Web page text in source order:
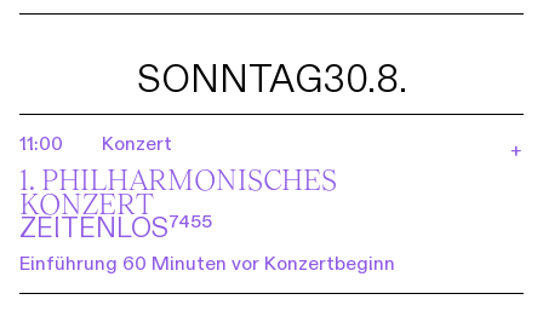
SONNTAG30.8.
11:00 Konzert
1. PHILHARMO­NISCHES
KONZERT
ZEITENLOS⁷⁴⁵⁵
Einführung 60 Minuten vor Konzertbeginn
+